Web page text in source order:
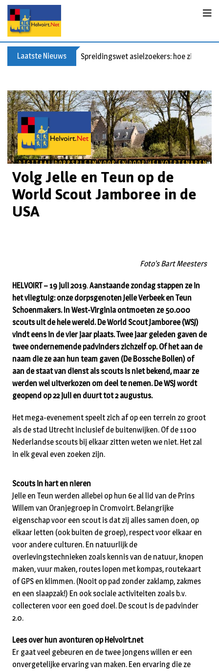
Laatste Nieuws Spreidingswet asielzoekers: hoe zit dat?
Volg Jelle en Teun op de
World Scout Jamboree in de
USA
Foto’s Bart Meesters
HELVOIRT – 19 juli 2019.Aanstaande zondag stappen ze in
het vliegtuig: onze dorpsgenoten Jelle Verbeek en Teun
Schoenmakers. In West-Virginia ontmoeten ze 50.000
scouts uit de hele wereld. De World Scout Jamboree (WSJ)
vindt eens in de vier jaar plaats. Twee jaar geleden gaven de
twee ondernemende padvinders zichzelf op. Of het aan de
naam die ze aan hun team gaven (De Bossche Bollen) of
aan de staat van dienst als scouts is niet bekend, maar ze
werden wel uitverkozen om deel te nemen. De WSJ wordt
geopend op 22 juli en duurt tot 2 augustus.
Het mega-evenement speelt zich af op een terrein zo groot
als de stad Utrecht inclusief de buitenwijken. Of de 1100
Nederlandse scouts bij elkaar zitten weten we niet. Het zal
in elk geval even zoeken zijn.
Scouts in hart en nieren
Jelle en Teun werden allebei op hun 6e al lid van de Prins
Willem van Oranjegroep in Cromvoirt. Belangrijke
eigenschap voor een scout is dat zij alles samen doen, op
elkaar letten (ook buiten de groep), respect voor elkaar en
voor andere culturen. En natuurlijk de
overlevingstechnieken zoals kennis van de natuur, knopen
maken, vuur maken, routes lopen met kompas, routekaart
of GPS en klimmen. (Nooit op pad zonder zaklamp, zakmes
en een slaapzak!) En ook sociale activiteiten zoals b.v.
collecteren voor een goed doel. De scout is de padvinder
2.0.
Lees over hun avonturen op Helvoirt.net
Er gaat veel gebeuren en de twee jongens willen er een
onvergetelijke ervaring van maken. Een ervaring die ze